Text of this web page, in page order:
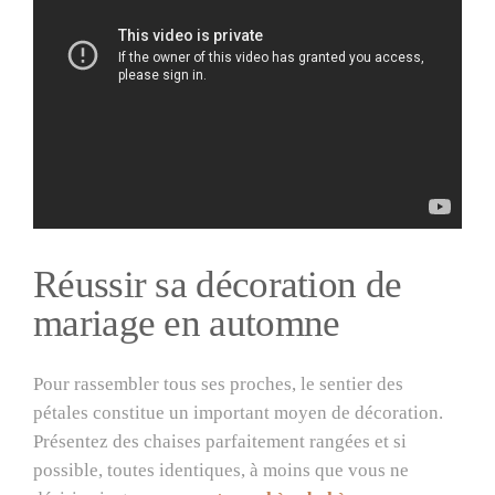
Réussir sa décoration de
mariage en automne
Pour rassembler tous ses proches, le sentier des
pétales constitue un important moyen de décoration.
Présentez des chaises parfaitement rangées et si
possible, toutes identiques, à moins que vous ne